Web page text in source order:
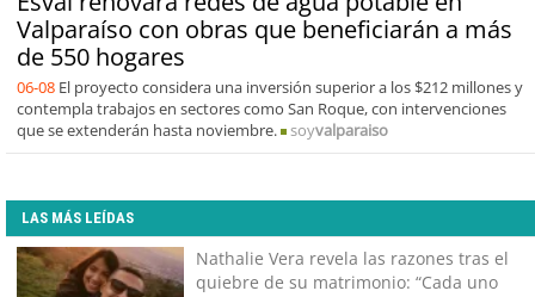
Valparaíso con obras que beneficiarán a más
de 550 hogares
06-08 El proyecto considera una inversión superior a los $212 millones y
contempla trabajos en sectores como San Roque, con intervenciones
que se extenderán hasta noviembre.
soyvalparaiso
LAS MÁS LEÍDAS
Nathalie Vera revela las razones tras el
quiebre de su matrimonio: “Cada uno